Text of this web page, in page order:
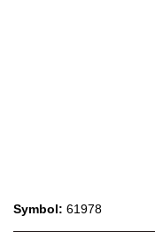
Symbol: 61978